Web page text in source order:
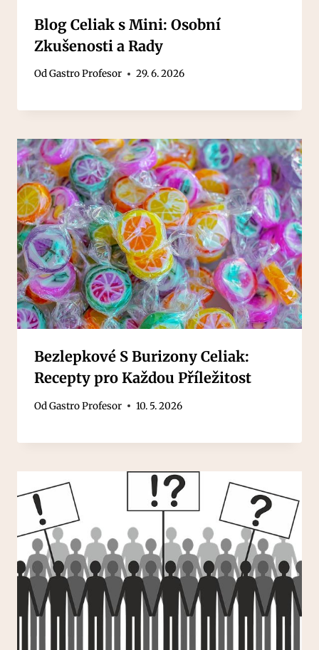
Blog Celiak s Mini: Osobní
Zkušenosti a Rady
OdGastro Profesor 29. 6. 2026
Bezlepkové S Burizony Celiak:
Recepty pro Každou Příležitost
OdGastro Profesor 10. 5. 2026